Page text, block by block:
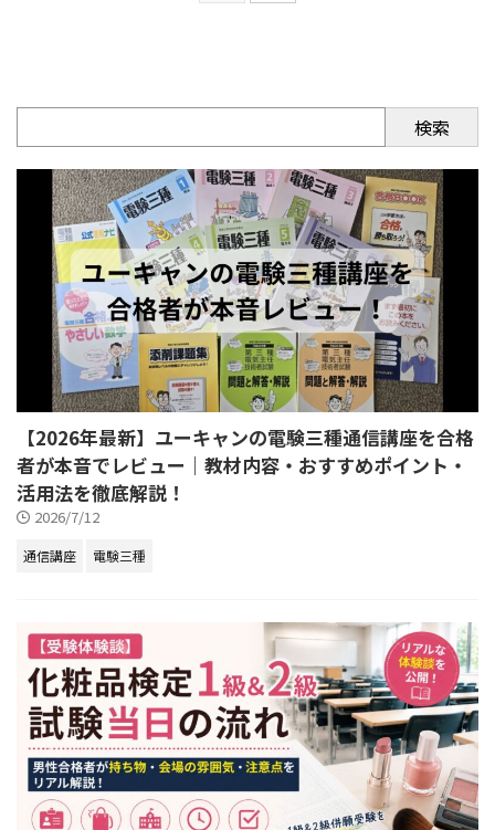
検索
【2026年最新】ユーキャンの電験三種通信講座を合格
者が本音でレビュー｜教材内容・おすすめポイント・
活用法を徹底解説！
2026/7/12
通信講座 電験三種